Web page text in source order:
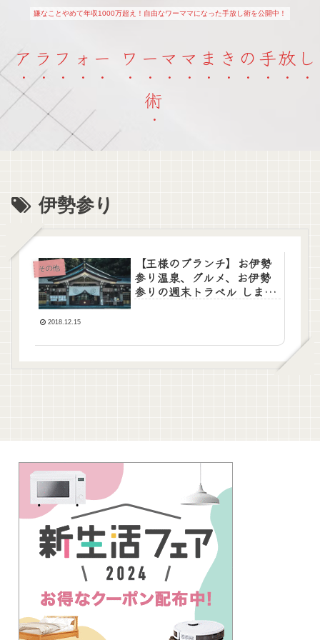
嫌なことやめて年収1000万超え！自由なワーママになった手放し術を公開中！
アラフォー ワーママまきの手放し
術
伊勢参り
その他
【王様のブランチ】お伊勢
参り温泉、グルメ、お伊勢
参りの週末トラベル しまか
2018.12.15